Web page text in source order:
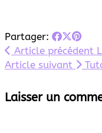
Partager:
Article précédent
Article suivant
Laisser un